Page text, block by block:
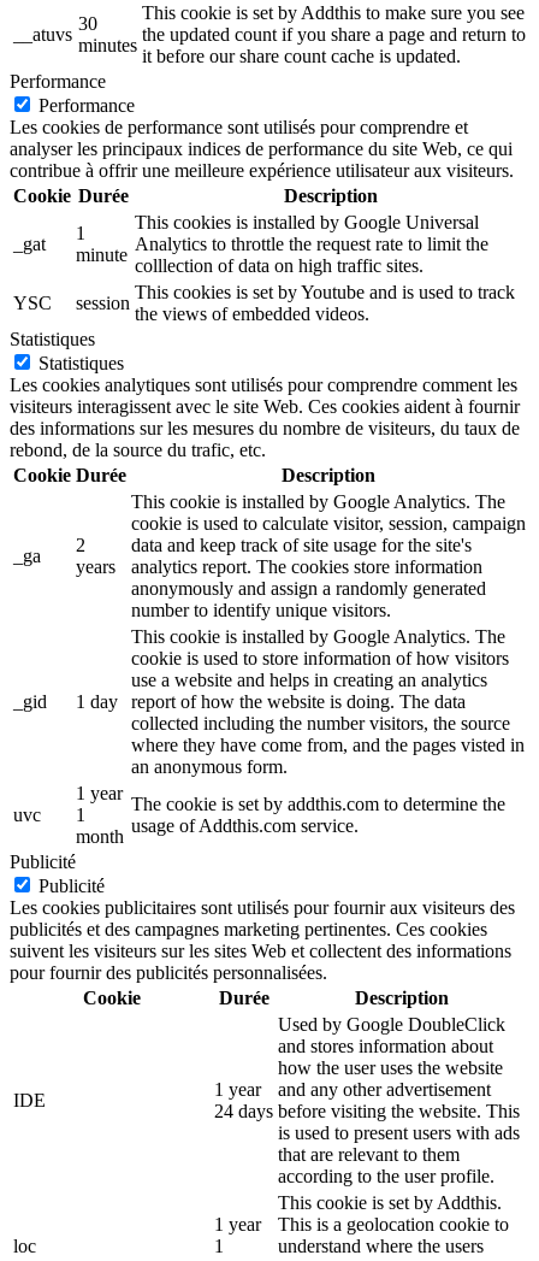
__atuvs
30
minutes
This cookie is set by Addthis to make sure you see
the updated count if you share a page and return to
it before our share count cache is updated.
Performance
Performance
Les cookies de performance sont utilisés pour comprendre et
analyser les principaux indices de performance du site Web, ce qui
contribue à offrir une meilleure expérience utilisateur aux visiteurs.
Cookie Durée Description
_gat
1
minute
This cookies is installed by Google Universal
Analytics to throttle the request rate to limit the
colllection of data on high traffic sites.
YSC
session
This cookies is set by Youtube and is used to track
the views of embedded videos.
Statistiques
Statistiques
Les cookies analytiques sont utilisés pour comprendre comment les
visiteurs interagissent avec le site Web. Ces cookies aident à fournir
des informations sur les mesures du nombre de visiteurs, du taux de
rebond, de la source du trafic, etc.
Cookie Durée Description
_ga
2
years
This cookie is installed by Google Analytics. The
cookie is used to calculate visitor, session, campaign
data and keep track of site usage for the site's
analytics report. The cookies store information
anonymously and assign a randomly generated
number to identify unique visitors.
_gid 1 day
This cookie is installed by Google Analytics. The
cookie is used to store information of how visitors
use a website and helps in creating an analytics
report of how the website is doing. The data
collected including the number visitors, the source
where they have come from, and the pages visted in
an anonymous form.
uvc
1 year
1
month
The cookie is set by addthis.com to determine the
usage of Addthis.com service.
Publicité
Publicité
Les cookies publicitaires sont utilisés pour fournir aux visiteurs des
publicités et des campagnes marketing pertinentes. Ces cookies
suivent les visiteurs sur les sites Web et collectent des informations
pour fournir des publicités personnalisées.
Cookie
Durée Description
IDE
1 year
24 days
Used by Google DoubleClick
and stores information about
how the user uses the website
and any other advertisement
before visiting the website. This
is used to present users with ads
that are relevant to them
according to the user profile.
loc
1 year
1
This cookie is set by Addthis.
This is a geolocation cookie to
understand where the users